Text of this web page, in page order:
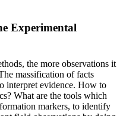
Experimental
the more observations it
massification of facts
interpret evidence. How to
What are the tools which
markers, to identify